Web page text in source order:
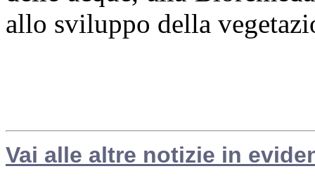
allo sviluppo della
Vai alle altre notizie in